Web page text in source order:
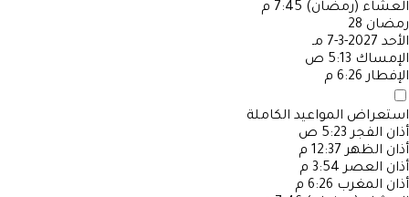
العشاء (رمضان) 7:45 م
رمضان 28
الأحد 2027-3-7 مـ
الإمساك 5:13 ص
الإفطار 6:26 م
استعراض المواعيد الكاملة
أذان الفجر 5:23 ص
أذان الظهر 12:37 م
أذان العصر 3:54 م
أذان المغرب 6:26 م